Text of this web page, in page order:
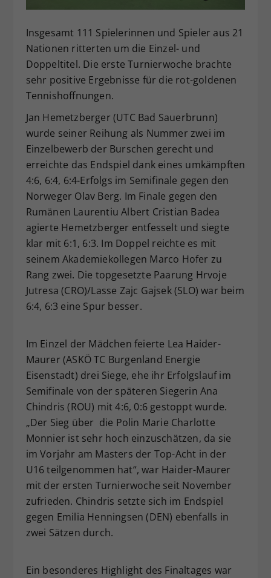
Insgesamt 111 Spielerinnen und Spieler aus 21
Nationen ritterten um die Einzel- und
Doppeltitel. Die erste Turnierwoche brachte
sehr positive Ergebnisse für die rot-goldenen
Tennishoffnungen.
Jan Hemetzberger (UTC Bad Sauerbrunn)
wurde seiner Reihung als Nummer zwei im
Einzelbewerb der Burschen gerecht und
erreichte das Endspiel dank eines umkämpften
4:6, 6:4, 6:4-Erfolgs im Semifinale gegen den
Norweger Olav Berg. Im Finale gegen den
Rumänen Laurentiu Albert Cristian Badea
agierte Hemetzberger entfesselt und siegte
klar mit 6:1, 6:3. Im Doppel reichte es mit
seinem Akademiekollegen Marco Hofer zu
Rang zwei. Die topgesetzte Paarung Hrvoje
Jutresa (CRO)/Lasse Zajc Gajsek (SLO) war beim
6:4, 6:3 eine Spur besser.
Im Einzel der Mädchen feierte Lea Haider-
Maurer (ASKÖ TC Burgenland Energie
Eisenstadt) drei Siege, ehe ihr Erfolgslauf im
Semifinale von der späteren Siegerin Ana
Chindris (ROU) mit 4:6, 0:6 gestoppt wurde.
„Der Sieg über die Polin Marie Charlotte
Monnier ist sehr hoch einzuschätzen, da sie
im Vorjahr am Masters der Top-Acht in der
U16 teilgenommen hat“, war Haider-Maurer
mit der ersten Turnierwoche seit November
zufrieden. Chindris setzte sich im Endspiel
gegen Emilia Henningsen (DEN) ebenfalls in
zwei Sätzen durch.
Ein besonderes Highlight des Finaltages war
Zweck
Einstellungen. Unter anderem eine
zufällig generierte ID, für die
historische Speicherung Ihrer
vorgenommen Einstellungen, falls der
Webseiten-Betreiber dies eingestellt
hat.